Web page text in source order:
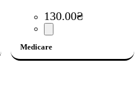
130.00₴
Medicare